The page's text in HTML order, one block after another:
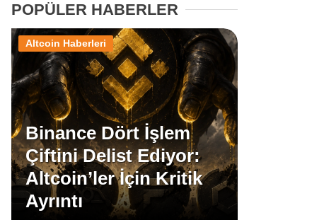
XRP Haberleri
Memecoin Haberleri
Stablecoin Haberleri
Facebook
Instagram
POPÜLER HABERLER
Binance Dört İşlem
Çiftini Delist Ediyor:
Altcoin’ler İçin Kritik
Ayrıntı
Altcoin Haberleri